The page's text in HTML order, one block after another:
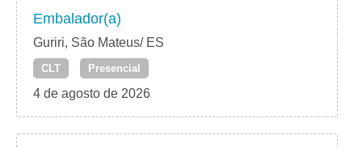
Embalador(a)
Guriri, São Mateus/ ES
CLT Presencial
4 de agosto de 2026